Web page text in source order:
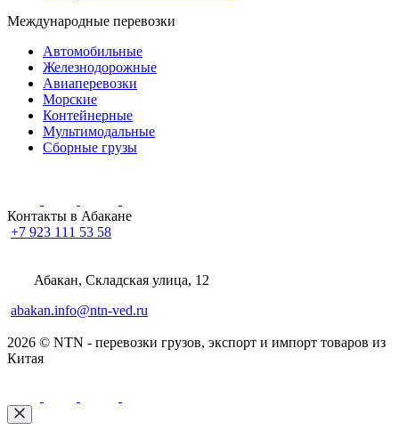
Международные перевозки
Автомобильные
Железнодорожные
Авиаперевозки
Морские
Контейнерные
Мультимодальные
Сборные грузы
Контакты в Абакане
+7 923 111 53 58
Абакан, Складская улица, 12
abakan.info@ntn-ved.ru
2026 © NTN - перевозки грузов, экспорт и импорт товаров из
Китая